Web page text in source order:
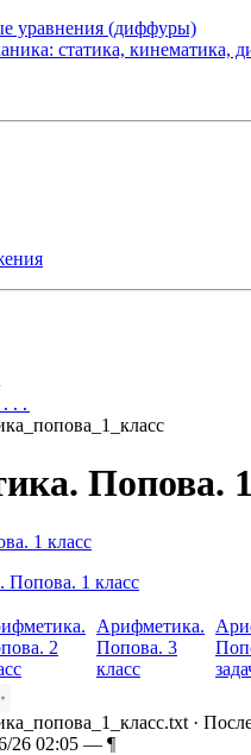
уравнения (диффуры)
статика, кинематика,
Попова.
1 класс
Попова. 1 класс
2
Арифметика.
Попова. 3
класс
·
26 02:05 — ¶